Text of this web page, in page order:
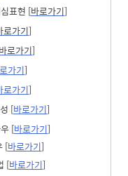
표현 [바로가기]
로가기]
바로가기]
가기]
로가기]
[바로가기]
[바로가기]
[바로가기]
[바로가기]